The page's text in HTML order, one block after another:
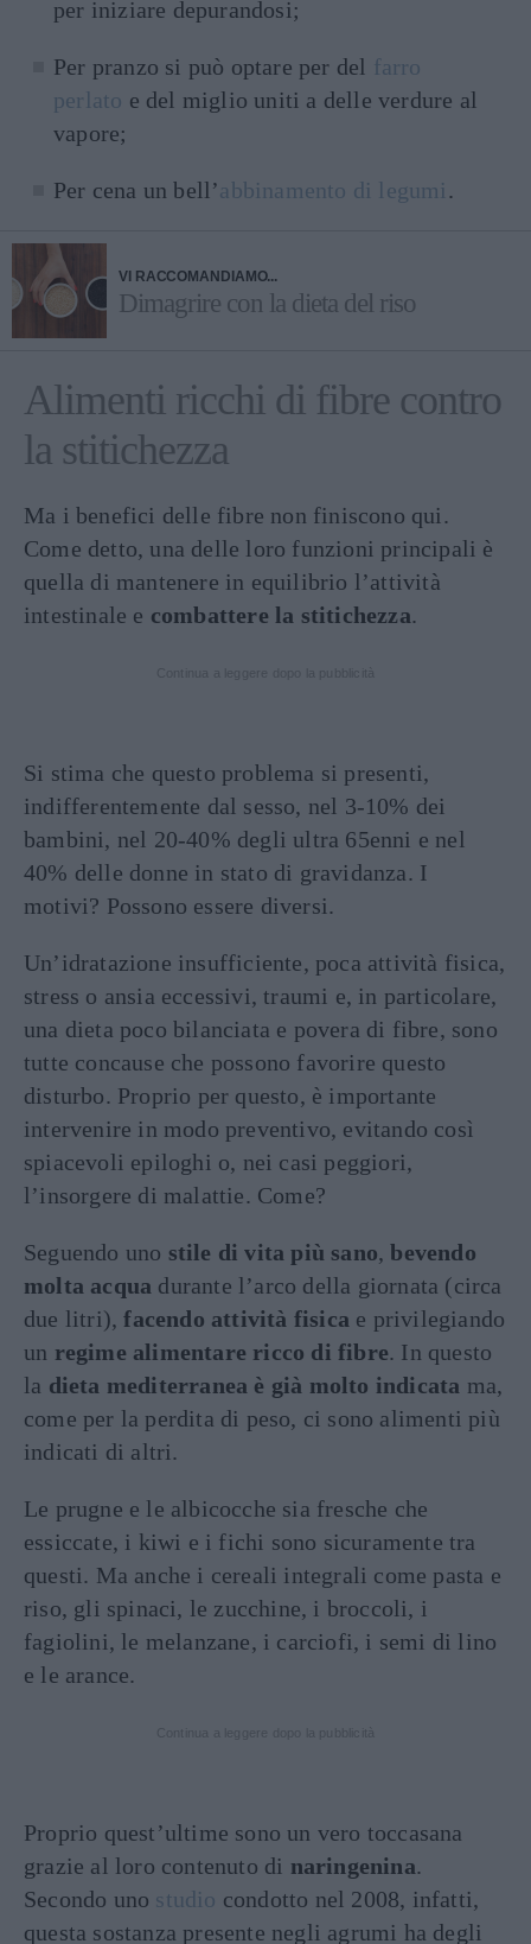
per iniziare depurandosi;
Per pranzo si può optare per del farro
perlato e del miglio uniti a delle verdure al
vapore;
Per cena un bell’abbinamento di legumi .
VI RACCOMANDIAMO...
Dimagrire con la dieta del riso
Alimenti ricchi di fibre contro
la stitichezza
Ma i benefici delle fibre non finiscono qui.
Come detto, una delle loro funzioni principali è
quella di mantenere in equilibrio l’attività
intestinale e combattere la stitichezza.
Si stima che questo problema si presenti,
indifferentemente dal sesso, nel 3-10% dei
bambini, nel 20-40% degli ultra 65enni e nel
40% delle donne in stato di gravidanza. I
motivi? Possono essere diversi.
Un’idratazione insufficiente, poca attività fisica,
stress o ansia eccessivi, traumi e, in particolare,
una dieta poco bilanciata e povera di fibre, sono
tutte concause che possono favorire questo
disturbo. Proprio per questo, è importante
intervenire in modo preventivo, evitando così
spiacevoli epiloghi o, nei casi peggiori,
l’insorgere di malattie. Come?
Seguendo uno stile di vita più sano,bevendo
molta acqua durante l’arco della giornata (circa
due litri),facendo attività fisica e privilegiando
un regime alimentare ricco di fibre. In questo
la dieta mediterranea è già molto indicata ma,
come per la perdita di peso, ci sono alimenti più
indicati di altri.
Le prugne e le albicocche sia fresche che
essiccate, i kiwi e i fichi sono sicuramente tra
questi. Ma anche i cereali integrali come pasta e
riso, gli spinaci, le zucchine, i broccoli, i
fagiolini, le melanzane, i carciofi, i semi di lino
e le arance.
Proprio quest’ultime sono un vero toccasana
grazie al loro contenuto di naringenina.
Secondo uno studio condotto nel 2008, infatti,
questa sostanza presente negli agrumi ha degli